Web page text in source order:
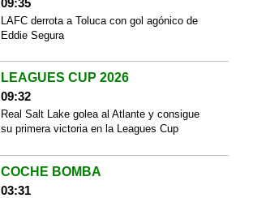
09:35
LAFC derrota a Toluca con gol agónico de
Eddie Segura
LEAGUES CUP 2026
09:32
Real Salt Lake golea al Atlante y consigue
su primera victoria en la Leagues Cup
COCHE BOMBA
03:31